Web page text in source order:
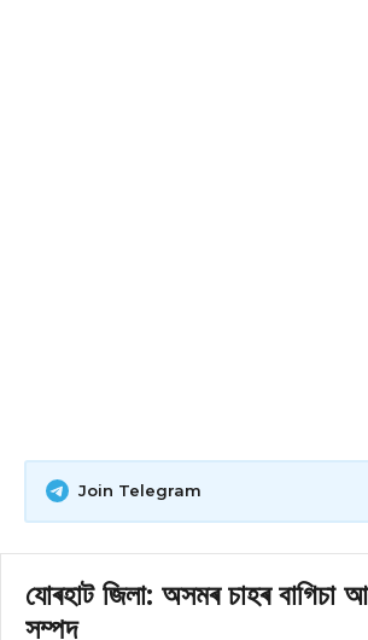
Join Telegram
যোৰহাট জিলা: অসমৰ চাহৰ বাগিচা
সম্পদ